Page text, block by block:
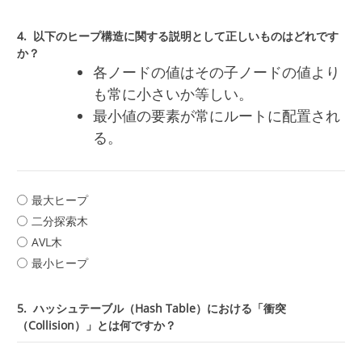
4. 以下のヒープ構造に関する説明として正しいものはどれです
か？
各ノードの値はその子ノードの値より
も常に小さいか等しい。
最小値の要素が常にルートに配置され
る。
最大ヒープ
二分探索木
AVL木
最小ヒープ
5. ハッシュテーブル（Hash Table）における「衝突
（Collision）」とは何ですか？